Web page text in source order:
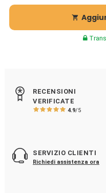

RECENSIONI
VERIFICATE
4.9/5
SERVIZIO CLIENTI
Richiedi assistenza ora